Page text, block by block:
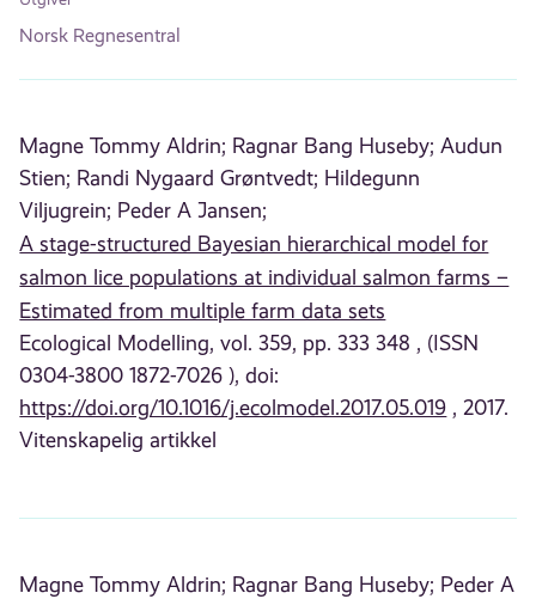
Norsk Regnesentral
Magne Tommy Aldrin; Ragnar Bang Huseby; Audun
Stien; Randi Nygaard Grøntvedt; Hildegunn
Viljugrein; Peder A Jansen;
A stage-structured Bayesian hierarchical model for
salmon lice populations at individual salmon farms –
Estimated from multiple farm data sets
Ecological Modelling, vol. 359, pp. 333 348 , (ISSN
0304-3800 1872-7026 ), doi:
https://doi.org/10.1016/j.ecolmodel.2017.05.019 , 2017.
Vitenskapelig artikkel
Magne Tommy Aldrin; Ragnar Bang Huseby; Peder A